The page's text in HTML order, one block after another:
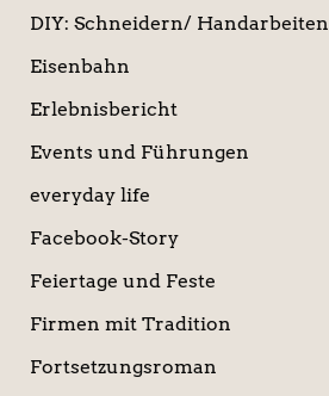
DIY: Schneidern/ Handarbeiten
Eisenbahn
Erlebnisbericht
Events und Führungen
everyday life
Facebook-Story
Feiertage und Feste
Firmen mit Tradition
Fortsetzungsroman